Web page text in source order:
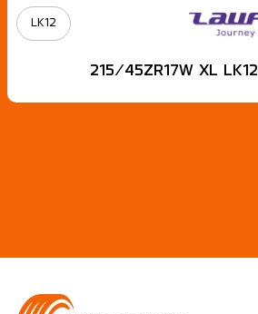
LK12
215/45ZR17W XL LK12